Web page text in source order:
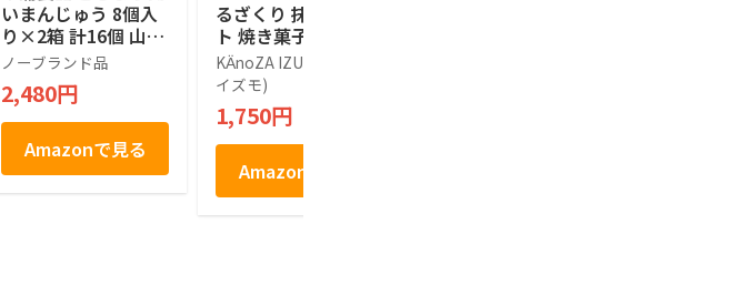
いまんじゅう 8個入
り×2箱 計16個 山陰
銘菓 島根 鳥取 お土
産 白あん 個包装 ギ
フト 手土産 まとめ
買い
ノーブランド品
2,480円
Amazonで見る
るざくり 抹茶ガレッ
ト 焼き菓子 ホワイ
トチョコレート 5個
入 ギフト
KӒnoZA IZUMO(カノザ
イズモ)
1,750円
Amazonで見る